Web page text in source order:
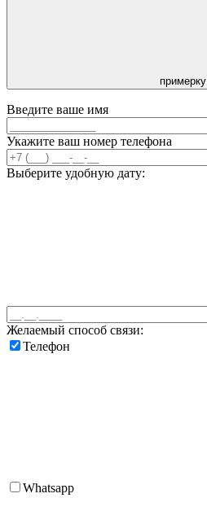
примерку
Введите ваше имя
Укажите ваш номер телефона
Выберите удобную дату:
Желаемый способ связи:
Телефон
Whatsapp